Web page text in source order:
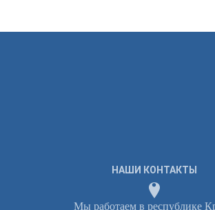
НАШИ КОНТАКТЫ
Мы работаем в республике